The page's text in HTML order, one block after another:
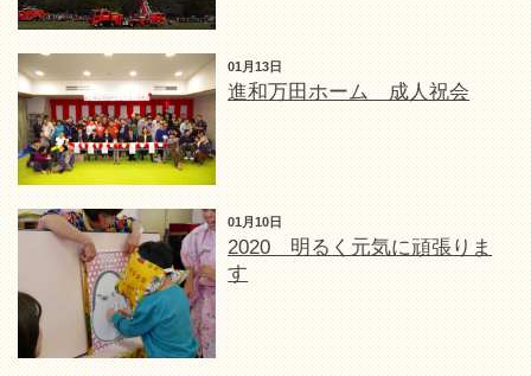
01月13日
進和万田ホーム 成人祝会
01月10日
2020 明るく元気に頑張りま
す